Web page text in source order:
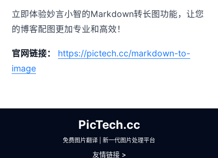
立即体验妙言小智的Markdown转长图功能，让您
的博客配图更加专业和高效！
官网链接：
https://pictech.cc/markdown-to-
image
PicTech.cc
免费图片翻译 | 新一代图片处理平台
友情链接 >